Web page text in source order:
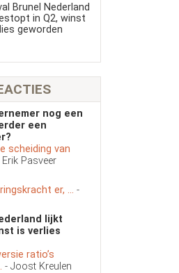
Brunel Nederland
in Q2, winst
geworden
nog een
een
scheiding van
Erik Pasveer
er, ... -
lijkt
is verlies
ratio’s
- Joost Kreulen